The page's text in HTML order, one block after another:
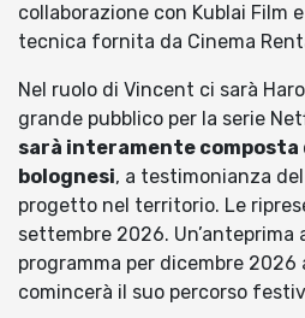
collaborazione con Kublai Film
tecnica fornita da Cinema
Nel ruolo di Vincent ci sarà
grande pubblico per la serie
sarà interamente
bolognesi, a testimonianza
progetto nel territorio. Le
settembre 2026. Un’anteprima
programma per dicembre 2026
comincerà il suo percorso